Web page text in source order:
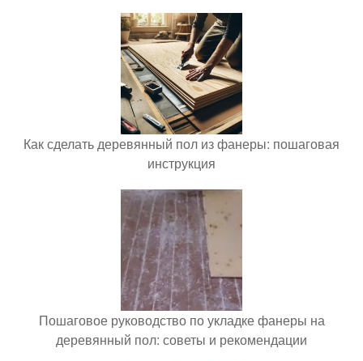
Как сделать деревянный пол из фанеры: пошаговая
инструкция
Пошаговое руководство по укладке фанеры на
деревянный пол: советы и рекомендации